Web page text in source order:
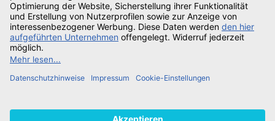
Legale Gebrauchtsoftware erkennen
Produktschlüssel = Lizenz?
Microsoft Office legal erwerben
Qualifizierende Betriebssysteme f.